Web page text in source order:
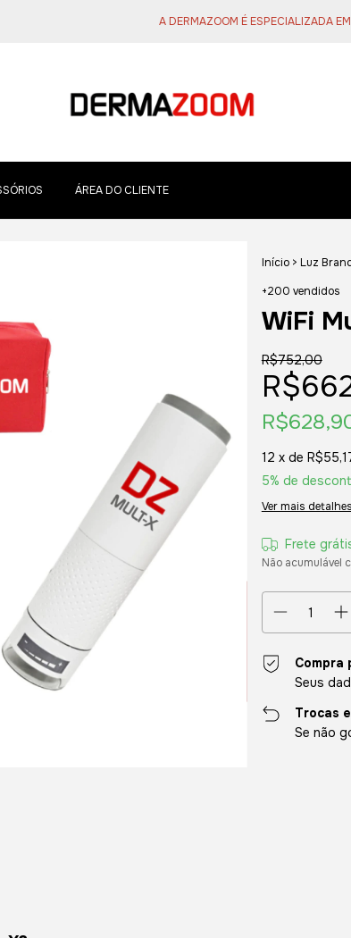
A DERMAZOOM É ESPECIALIZADA EM
ÁREA DO CLIENTE
Início > Luz
+200 vendidos
WiFi
R$752,00
12 x de
5% de
Ver mais detalhes
Frete
Não acumulável
Compra
Seus
Trocas
Se não